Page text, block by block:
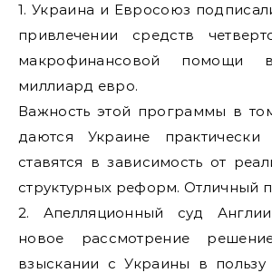
1. Украина и Евросоюз
привлечении средств
макрофинансовой помощи
миллиард евро.
Важность этой программы в
даются Украине практически
ставятся в зависимость от
структурных реформ. Отличный
2. Апелляционный суд
новое рассмотрение
взыскании с Украины в пользу